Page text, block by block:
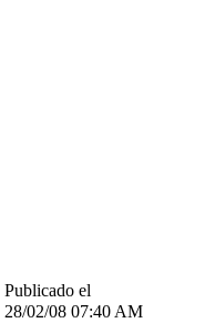
Publicado el
28/02/08 07:40 AM